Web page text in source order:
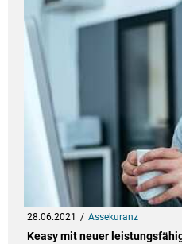
28.06.2021 Assekuranz
Keasy mit neuer